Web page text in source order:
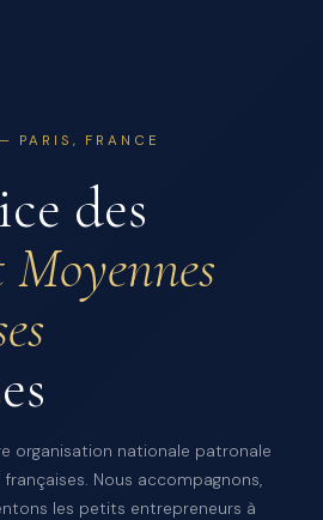
FRANCE
des
organisation nationale patronale
françaises. Nous accompagnons,
les petits entrepreneurs à